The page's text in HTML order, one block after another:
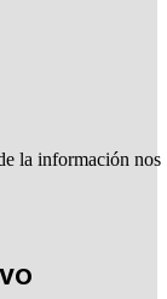
la información nos